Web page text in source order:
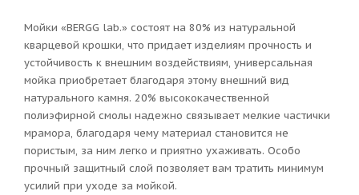
Мойки «BERGG lab.» состоят на 80% из натуральной
кварцевой крошки, что придает изделиям прочность и
устойчивость к внешним воздействиям, универсальная
мойка приобретает благодаря этому внешний вид
натурального камня. 20% высококачественной
полиэфирной смолы надежно связывает мелкие частички
мрамора, благодаря чему материал становится не
пористым, за ним легко и приятно ухаживать. Особо
прочный защитный слой позволяет вам тратить минимум
усилий при уходе за мойкой.